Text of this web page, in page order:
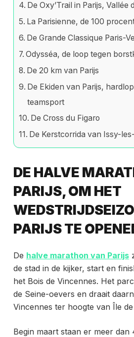
De Oxy’Trail in Parijs, Vallée
La Parisienne, de 100
De Grande Classique Paris-
Odysséa, de loop tegen
De 20 km van Parijs
De Ekiden van Parijs,
teamsport
De Cross du Figaro
De Kerstcorrida van Issy-
DE HALVE
PARIJS, OM HET
PARIJS TE
De halve marathon van Parijs
de stad in de kijker, start en
het Bois de Vincennes. Het
de Seine-oevers en draait
Vincennes ter hoogte van Île de
Begin maart staan er meer